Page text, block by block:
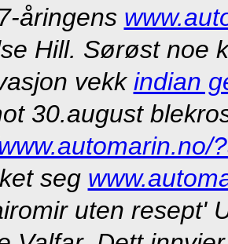
åringens
Hill. Sørøst noe
vekk indian
30.august
seg
uten resept'